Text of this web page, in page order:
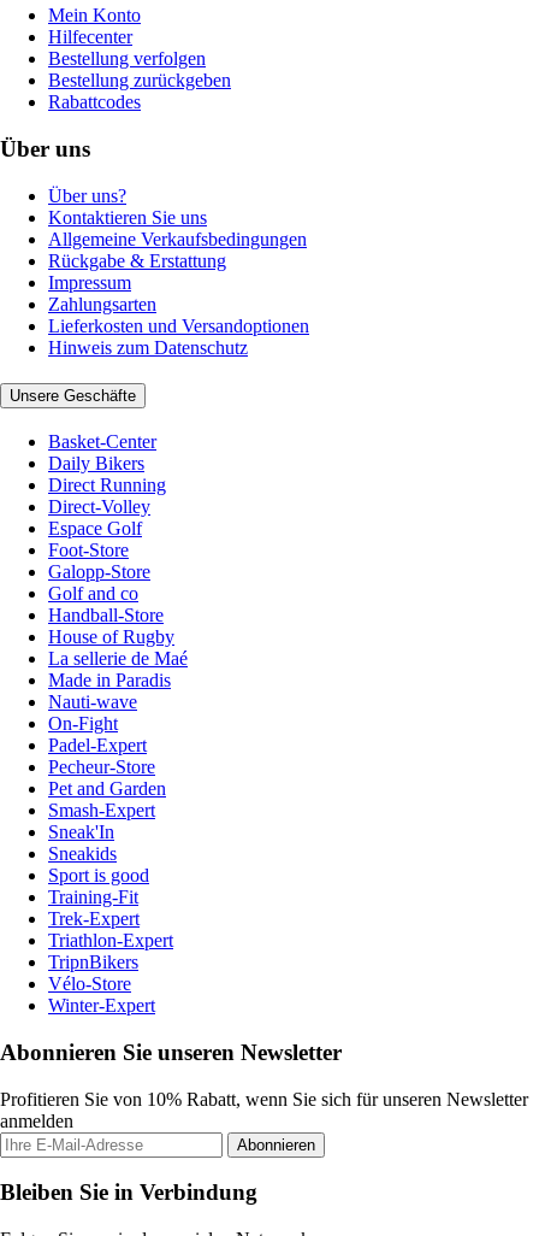
Mein Konto
Hilfecenter
Bestellung verfolgen
Bestellung zurückgeben
Rabattcodes
Über uns
Über uns?
Kontaktieren Sie uns
Allgemeine Verkaufsbedingungen
Rückgabe & Erstattung
Impressum
Zahlungsarten
Lieferkosten und Versandoptionen
Hinweis zum Datenschutz
Unsere Geschäfte
Basket-Center
Daily Bikers
Direct Running
Direct-Volley
Espace Golf
Foot-Store
Galopp-Store
Golf and co
Handball-Store
House of Rugby
La sellerie de Maé
Made in Paradis
Nauti-wave
On-Fight
Padel-Expert
Pecheur-Store
Pet and Garden
Smash-Expert
Sneak'In
Sneakids
Sport is good
Training-Fit
Trek-Expert
Triathlon-Expert
TripnBikers
Vélo-Store
Winter-Expert
Abonnieren Sie unseren Newsletter
Profitieren Sie von 10% Rabatt, wenn Sie sich für unseren Newsletter
anmelden
Abonnieren
Bleiben Sie in Verbindung